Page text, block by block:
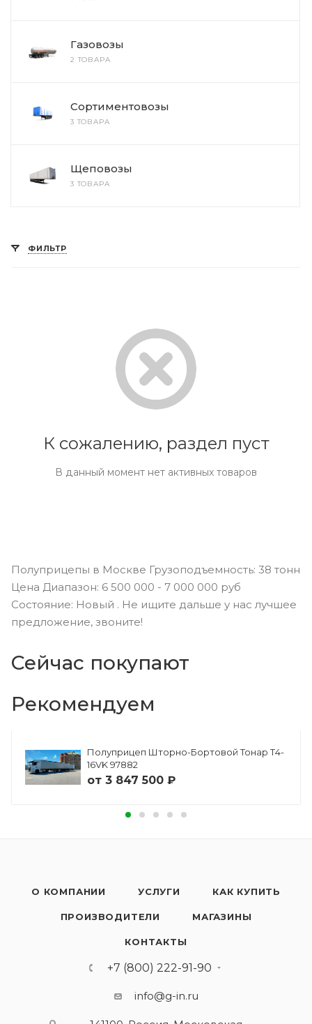
Газовозы
2 ТОВАРА
Сортиментовозы
3 ТОВАРА
Щеповозы
3 ТОВАРА
ФИЛЬТР
К сожалению, раздел пуст
В данный момент нет активных товаров
Полуприцепы в Москве Грузоподъемность: 38 тонн
Цена Диапазон: 6 500 000 - 7 000 000 руб
Состояние: Новый . Не ищите дальше у нас лучшее
предложение, звоните!
Сейчас покупают
Рекомендуем
Полуприцеп Шторно-Бортовой Тонар Т4-
16VK 97882
от 3 847 500 ₽
О КОМПАНИИ УСЛУГИ КАК КУПИТЬ
ПРОИЗВОДИТЕЛИ МАГАЗИНЫ
КОНТАКТЫ
+7 (800) 222-91-90
info@g-in.ru